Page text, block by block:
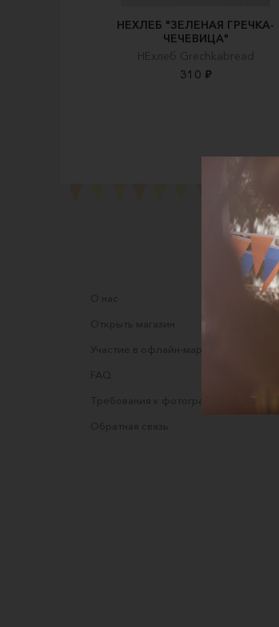
НЕХЛЕБ "ЗЕЛЕНАЯ ГРЕЧКА-
ЧЕЧЕВИЦА"
НЕхлеб Grechkabread
310 ₽
О нас
Открыть магазин
Участие в офлайн-маркете
FAQ
Требования к фотографиям
Обратная связь